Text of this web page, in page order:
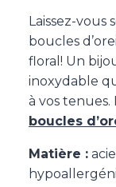
Laissez-vous
boucles
floral! Un
inoxydable
à vos
boucles
Matière :